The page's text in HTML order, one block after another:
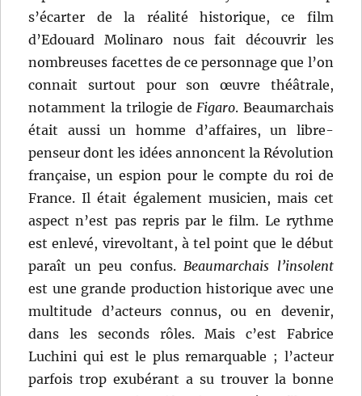
s’écarter de la réalité historique, ce film
d’Edouard Molinaro nous fait découvrir les
nombreuses facettes de ce personnage que l’on
connait surtout pour son œuvre théâtrale,
notamment la trilogie de Figaro. Beaumarchais
était aussi un homme d’affaires, un libre-
penseur dont les idées annoncent la Révolution
française, un espion pour le compte du roi de
France. Il était également musicien, mais cet
aspect n’est pas repris par le film. Le rythme
est enlevé, virevoltant, à tel point que le début
paraît un peu confus. Beaumarchais l’insolent
est une grande production historique avec une
multitude d’acteurs connus, ou en devenir,
dans les seconds rôles. Mais c’est Fabrice
Luchini qui est le plus remarquable ; l’acteur
parfois trop exubérant a su trouver la bonne